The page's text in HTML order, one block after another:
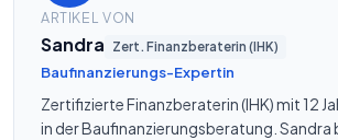
ARTIKEL VON
Sandra Zert. Finanzberaterin (IHK)
Baufinanzierungs-Expertin
Zertifizierte Finanzberaterin (IHK) mit 12
in der Baufinanzierungsberatung.